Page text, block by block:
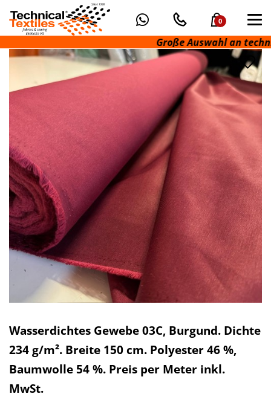
0
Große Auswahl an
Wasserdichtes Gewebe 03C, Burgund. Dichte
234 g/m². Breite 150 cm. Polyester 46 %,
Baumwolle 54 %. Preis per Meter inkl.
MwSt.